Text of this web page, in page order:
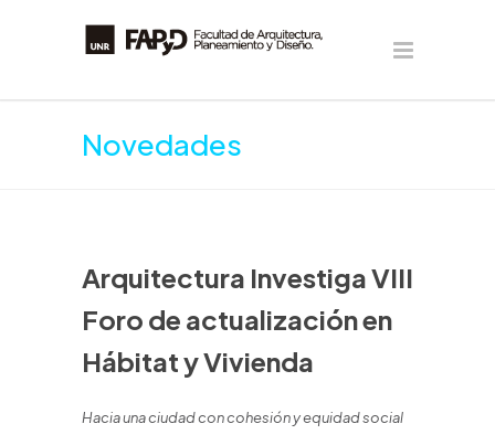
Novedades
Arquitectura Investiga VIII
Foro de actualización en
Hábitat y Vivienda
Hacia una ciudad con cohesión y equidad social